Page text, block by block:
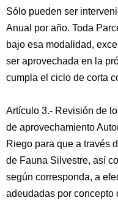
Sólo pueden ser
Anual por año. Toda
bajo esa modalidad,
ser aprovechada en la
cumpla el ciclo de corta
Artículo 3.- Revisión de
de aprovechamiento
Riego para que a través
de Fauna Silvestre, así
según corresponda, a
adeudadas por concepto